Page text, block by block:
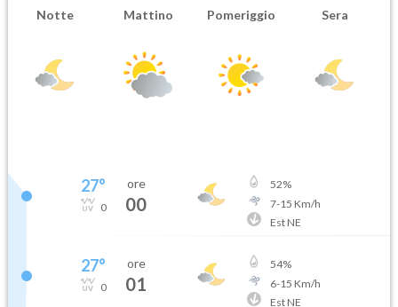
Notte Mattino Pomeriggio Sera
27°
0
ore
00
52%
7-15 Km/h
Est NE
27°
0
ore
01
54%
6-15 Km/h
Est NE